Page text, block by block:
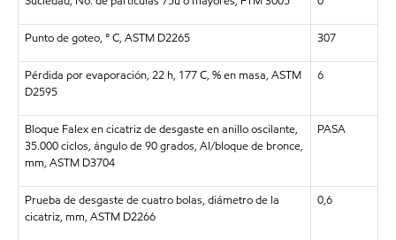
Punto de goteo, ° C, ASTM D2265 307
Pérdida por evaporación, 22 h, 177 C, % en masa, ASTM
D2595
6
Bloque Falex en cicatriz de desgaste en anillo oscilante,
35.000 ciclos, ángulo de 90 grados, Al/bloque de bronce,
mm, ASTM D3704
PASA
Prueba de desgaste de cuatro bolas, diámetro de la
cicatriz, mm, ASTM D2266
0,6